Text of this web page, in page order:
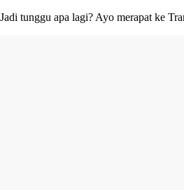
Jadi tunggu apa lagi? Ayo merapat ke